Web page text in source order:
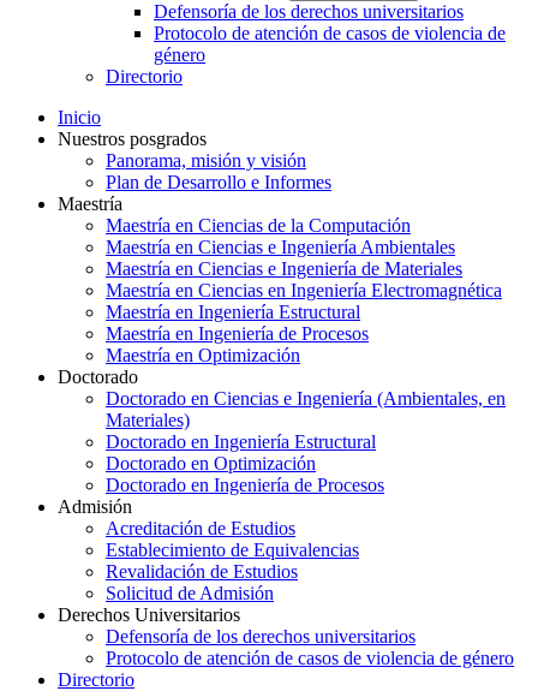
Defensoría de los derechos universitarios
Protocolo de atención de casos de violencia de
género
Directorio
Inicio
Nuestros posgrados
Panorama, misión y visión
Plan de Desarrollo e Informes
Maestría
Maestría en Ciencias de la Computación
Maestría en Ciencias e Ingeniería Ambientales
Maestría en Ciencias e Ingeniería de Materiales
Maestría en Ciencias en Ingeniería Electromagnética
Maestría en Ingeniería Estructural
Maestría en Ingeniería de Procesos
Maestría en Optimización
Doctorado
Doctorado en Ciencias e Ingeniería (Ambientales, en
Materiales)
Doctorado en Ingeniería Estructural
Doctorado en Optimización
Doctorado en Ingeniería de Procesos
Admisión
Acreditación de Estudios
Establecimiento de Equivalencias
Revalidación de Estudios
Solicitud de Admisión
Derechos Universitarios
Defensoría de los derechos universitarios
Protocolo de atención de casos de violencia de género
Directorio